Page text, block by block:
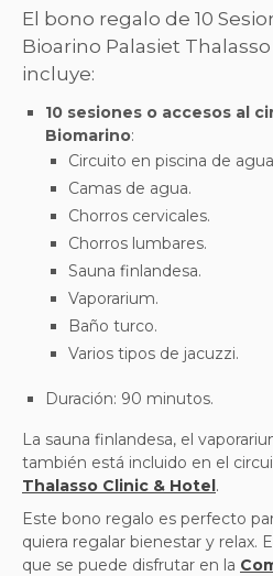
El bono regalo de 10
Bioarino Palasiet
incluye:
10 sesiones o accesos al
Biomarino:
Circuito en piscina de
Camas de agua.
Chorros cervicales.
Chorros lumbares.
Sauna finlandesa.
Vaporarium.
Baño turco.
Varios tipos de jacuzzi.
Duración: 90 minutos.
La sauna finlandesa, el
también está incluido en el
Thalasso Clinic & Hotel.
Este bono regalo es perfecto
quiera regalar bienestar y relax.
que se puede disfrutar en la